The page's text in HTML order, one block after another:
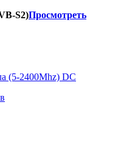
S2)Просмотреть
(5-2400Mhz) DC